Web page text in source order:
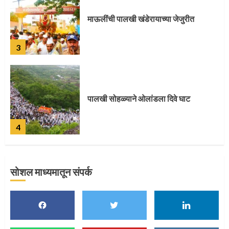
3
माऊलींची पालखी खंडेरायाच्या जेजुरीत
4
पालखी सोहळ्याने ओलांडला दिवे घाट
पुणेकरांकडून पालख्यांचे उत्साही स्वागत
सोशल माध्यमातून संपर्क